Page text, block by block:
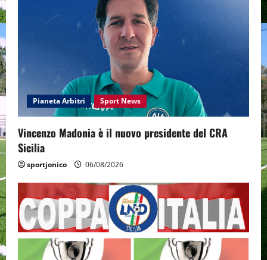
Pianeta Arbitri Sport News
Vincenzo Madonia è il nuovo presidente del CRA
Sicilia
sportjonico 06/08/2026